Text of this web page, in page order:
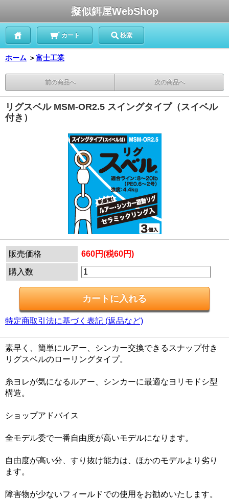
擬似餌屋WebShop
カート 検索
ホーム ＞富士工業
前の商品へ 次の商品へ
リグスベル MSM-OR2.5 スイングタイプ（スイベル
付き）
販売価格 660円(税60円)
購入数
特定商取引法に基づく表記 (返品など)
素早く、簡単にルアー、シンカー交換できるスナップ付き
リグスベルのローリングタイプ。
糸ヨレが気になるルアー、シンカーに最適なヨリモドシ型
構造。
ショップアドバイス
全モデル委で一番自由度が高いモデルになります。
自由度が高い分、すり抜け能力は、ほかのモデルより劣り
ます。
障害物が少ないフィールドでの使用をお勧めいたします。